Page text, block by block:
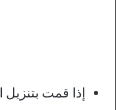
إذا قمت بتنزيل